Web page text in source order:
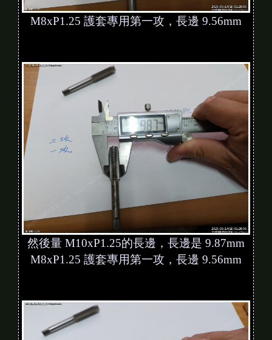
M8xP1.25 護套專用第一攻，長邊 9.56mm
然後量 M10xP1.25的長邊，長邊是 9.87mm
M8xP1.25 護套專用第一攻，長邊 9.56mm